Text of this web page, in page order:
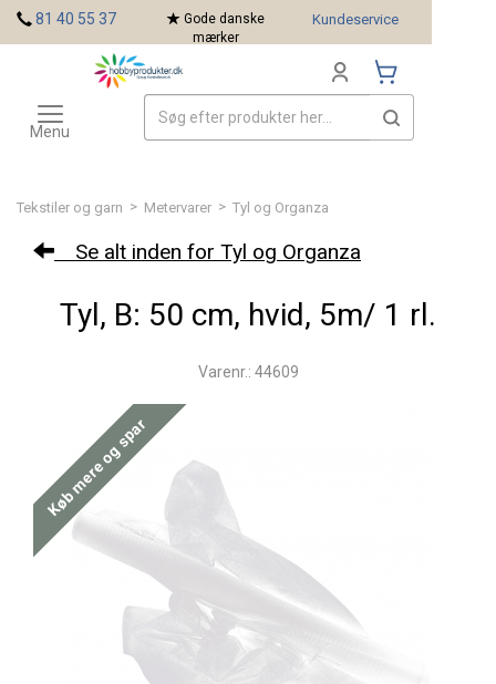
Tekstiler og garn > Metervarer > Tyl og Organza
Se alt inden for Tyl og Organza
Tyl, B: 50 cm, hvid, 5m/ 1 rl.
Varenr.: 44609
Køb mere og spar
81 40 55 37
Gode danske
mærker
Kundeservice
Toggle
navigation
Menu
Mærker